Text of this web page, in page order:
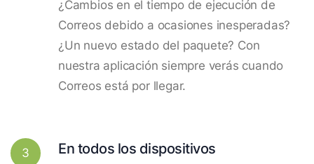
¿Cambios en el tiempo de ejecución de
Correos debido a ocasiones inesperadas?
¿Un nuevo estado del paquete? Con
nuestra aplicación siempre verás cuando
Correos está por llegar.
3 En todos los dispositivos